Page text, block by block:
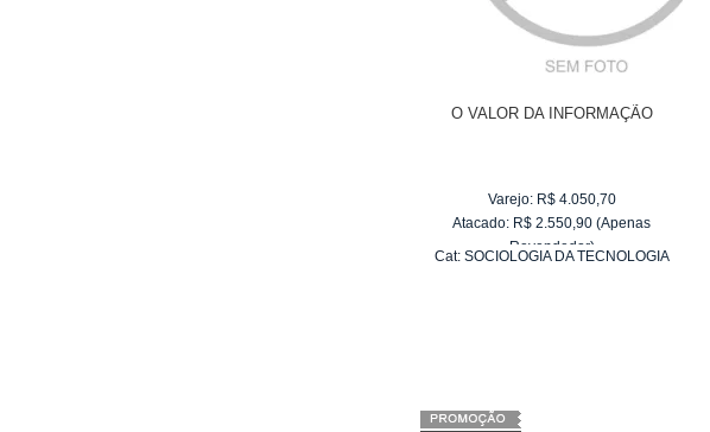
O VALOR DA INFORMAÇÃO
Varejo: R$ 4.050,70
Atacado: R$ 2.550,90 (Apenas
Revendedor)
Cat: SOCIOLOGIA DA TECNOLOGIA